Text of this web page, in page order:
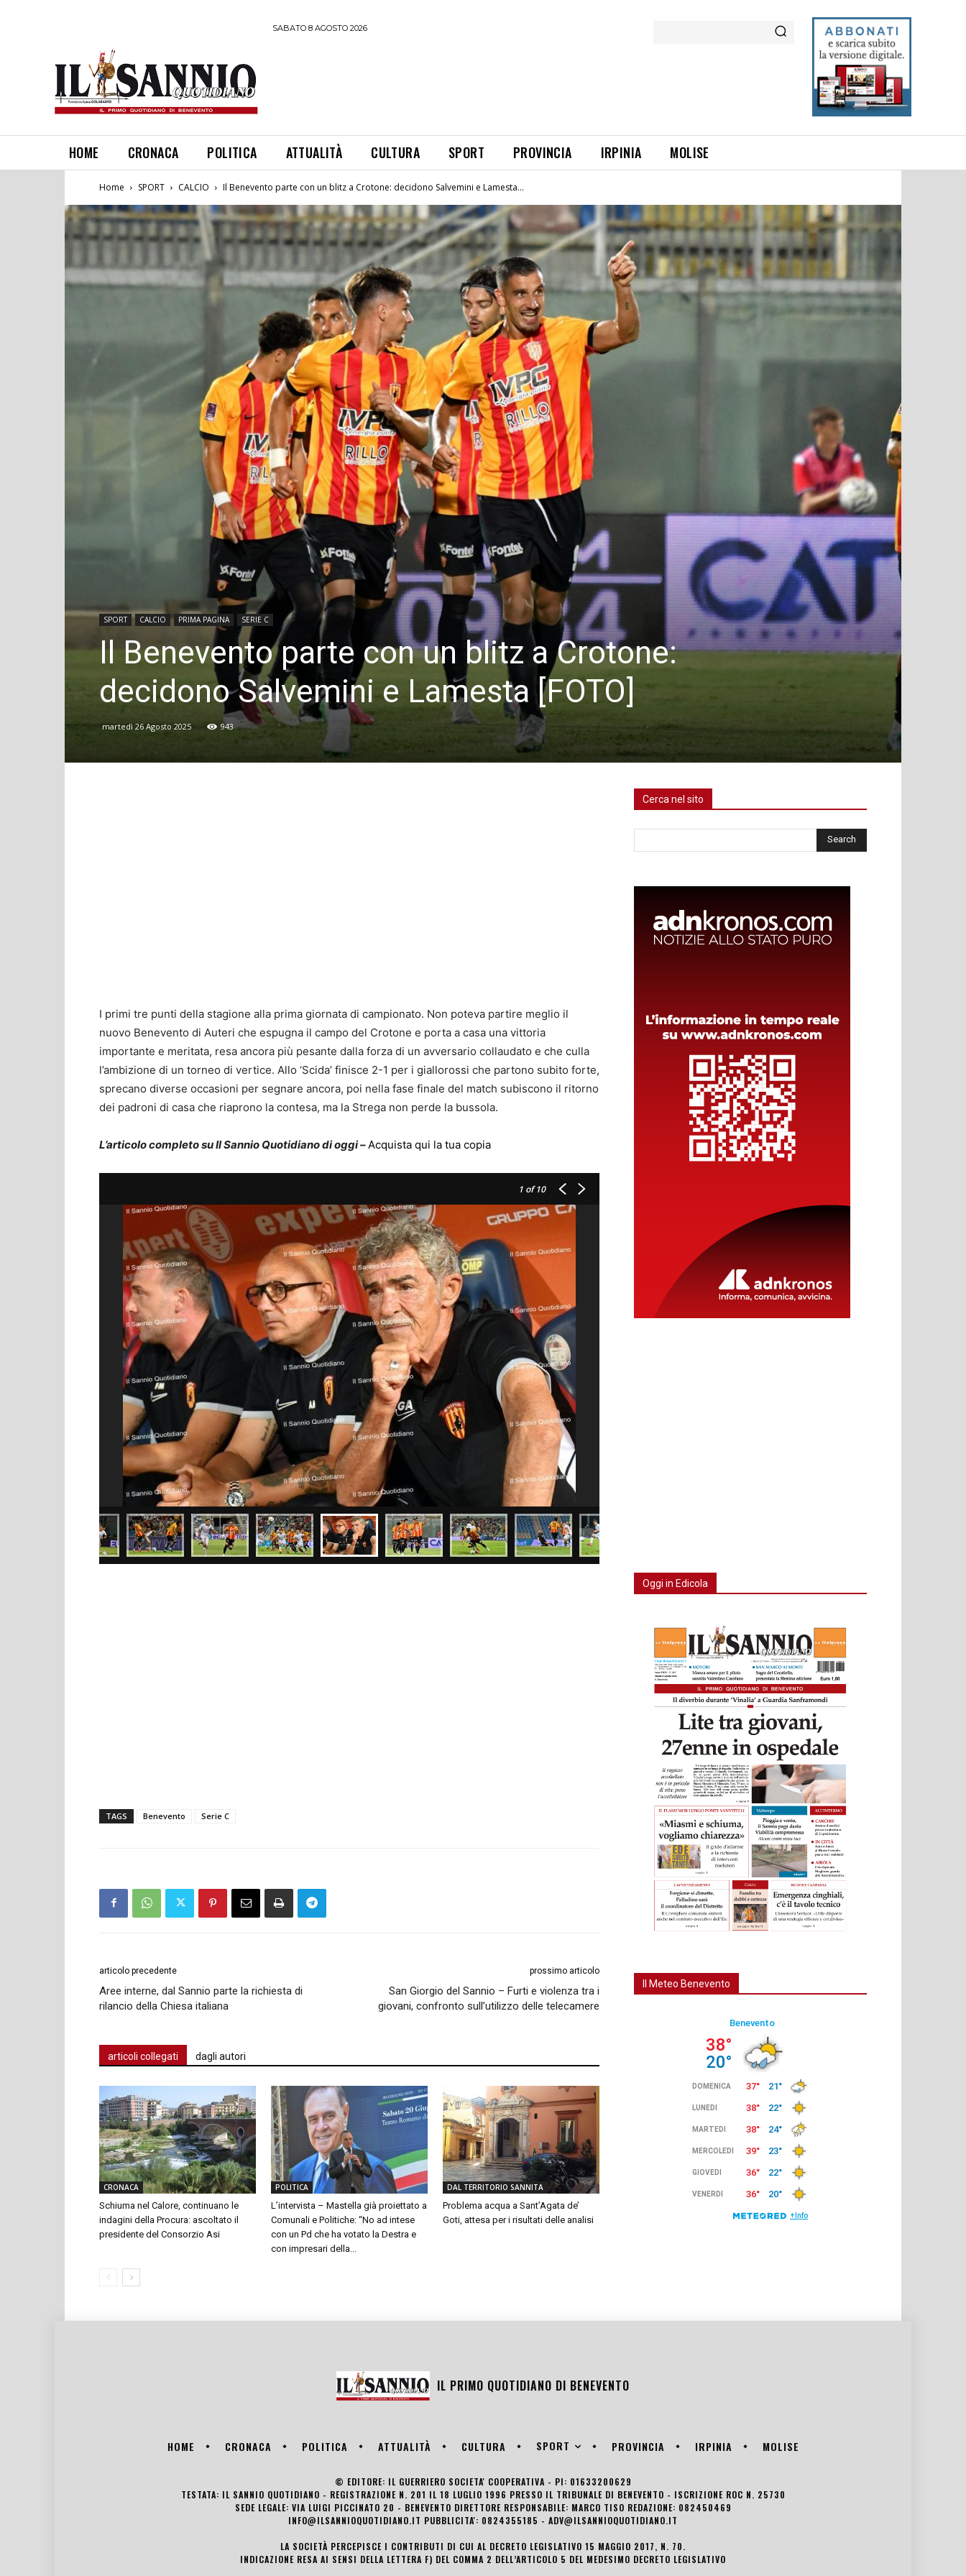
SABATO 8 AGOSTO 2026
HOME CRONACA POLITICA ATTUALITÀ CULTURA SPORT PROVINCIA IRPINIA MOLISE
Home SPORT CALCIO Il Benevento parte con un blitz a Crotone: decidono Salvemini e Lamesta...
SPORT CALCIO PRIMA PAGINA SERIE C
Il Benevento parte con un blitz a Crotone:
decidono Salvemini e Lamesta [FOTO]
martedì 26 Agosto 2025 943
I primi tre punti della stagione alla prima giornata di campionato. Non poteva partire meglio il
nuovo Benevento di Auteri che espugna il campo del Crotone e porta a casa una vittoria
importante e meritata, resa ancora più pesante dalla forza di un avversario collaudato e che culla
l’ambizione di un torneo di vertice. Allo ‘Scida’ finisce 2-1 per i giallorossi che partono subito forte,
sprecano diverse occasioni per segnare ancora, poi nella fase finale del match subiscono il ritorno
dei padroni di casa che riaprono la contesa, ma la Strega non perde la bussola.
L’articolo completo su Il Sannio Quotidiano di oggi – Acquista qui la tua copia
1 of 10
TAGS Benevento Serie C
articolo precedente
Aree interne, dal Sannio parte la richiesta di
rilancio della Chiesa italiana
prossimo articolo
San Giorgio del Sannio – Furti e violenza tra i
giovani, confronto sull’utilizzo delle telecamere
articoli collegati dagli autori
CRONACA
Schiuma nel Calore, continuano le
indagini della Procura: ascoltato il
presidente del Consorzio Asi
POLITICA
L’intervista – Mastella già proiettato a
Comunali e Politiche: “No ad intese
con un Pd che ha votato la Destra e
con impresari della...
DAL TERRITORIO SANNITA
Problema acqua a Sant’Agata de’
Goti, attesa per i risultati delle analisi
Cerca nel sito
Oggi in Edicola
Il Meteo Benevento
IL PRIMO QUOTIDIANO DI BENEVENTO
HOME CRONACA POLITICA ATTUALITÀ CULTURA SPORT PROVINCIA IRPINIA MOLISE
© EDITORE: IL GUERRIERO SOCIETA' COOPERATIVA - PI: 01633200629
TESTATA: IL SANNIO QUOTIDIANO - REGISTRAZIONE N. 201 IL 18 LUGLIO 1996 PRESSO IL TRIBUNALE DI BENEVENTO - ISCRIZIONE ROC N. 25730
SEDE LEGALE: VIA LUIGI PICCINATO 20 - BENEVENTO DIRETTORE RESPONSABILE: MARCO TISO REDAZIONE: 082450469
INFO@ILSANNIOQUOTIDIANO.IT PUBBLICITA': 0824355185 - ADV@ILSANNIOQUOTIDIANO.IT
LA SOCIETÀ PERCEPISCE I CONTRIBUTI DI CUI AL DECRETO LEGISLATIVO 15 MAGGIO 2017, N. 70.
INDICAZIONE RESA AI SENSI DELLA LETTERA F) DEL COMMA 2 DELL’ARTICOLO 5 DEL MEDESIMO DECRETO LEGISLATIVO